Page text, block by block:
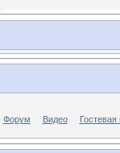
Форум Видео Гостевая